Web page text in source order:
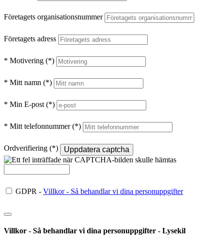
Företagets organisationsnummer
Företagets adress
* Motivering
* Mitt namn
* Min E-post
* Mitt telefonnummer
Ordverifiering Uppdatera captcha
GDPR - Villkor - Så behandlar vi dina personuppgifter
Villkor - Så behandlar vi dina personuppgifter - Lysekil